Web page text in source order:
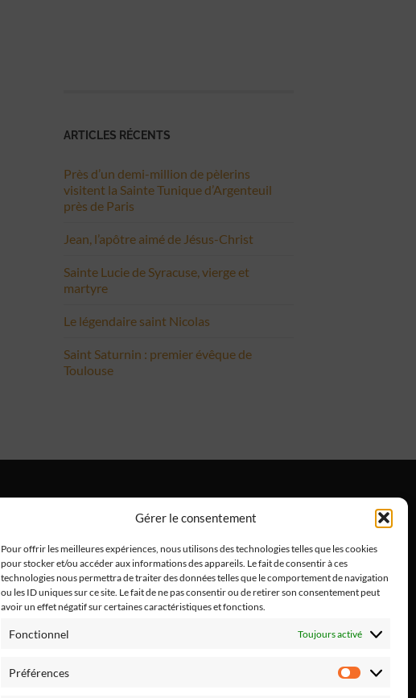
Gérer le consentement
Pour offrir les meilleures expériences, nous utilisons des technologies telles que les cookies
pour stocker et/ou accéder aux informations des appareils. Le fait de consentir à ces
technologies nous permettra de traiter des données telles que le comportement de navigation
ou les ID uniques sur ce site. Le fait de ne pas consentir ou de retirer son consentement peut
avoir un effet négatif sur certaines caractéristiques et fonctions.
Fonctionnel Toujours activé
Préférences
ARTICLES RÉCENTS
Près d’un demi-million de pèlerins
visitent la Sainte Tunique d’Argenteuil
près de Paris
Jean, l’apôtre aimé de Jésus-Christ
Sainte Lucie de Syracuse, vierge et
martyre
Le légendaire saint Nicolas
Saint Saturnin : premier évêque de
Toulouse
Mentions Légales